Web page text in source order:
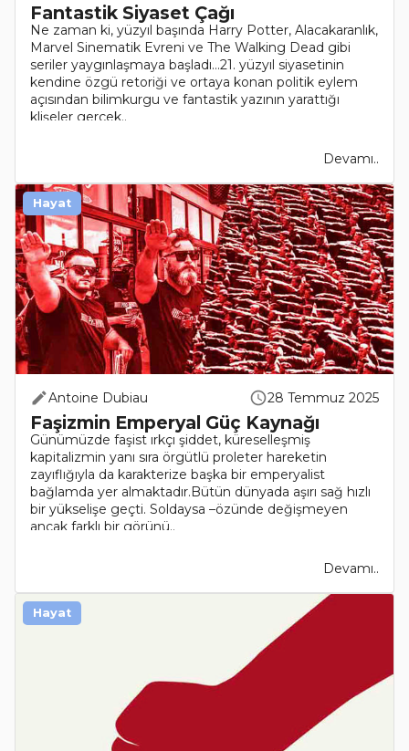
Fantastik Siyaset Çağı
Ne zaman ki, yüzyıl başında Harry Potter, Alacakaranlık,
Marvel Sinematik Evreni ve The Walking Dead gibi
seriler yaygınlaşmaya başladı…21. yüzyıl siyasetinin
kendine özgü retoriği ve ortaya konan politik eylem
açısından bilimkurgu ve fantastik yazının yarattığı
klişeler gerçek..
Devamı..
Antoine Dubiau 28 Temmuz 2025
Faşizmin Emperyal Güç Kaynağı
Günümüzde faşist ırkçı şiddet, küreselleşmiş
kapitalizmin yanı sıra örgütlü proleter hareketin
zayıflığıyla da karakterize başka bir emperyalist
bağlamda yer almaktadır.Bütün dünyada aşırı sağ hızlı
bir yükselişe geçti. Soldaysa –özünde değişmeyen
ancak farklı bir görünü..
Devamı..
Hayat
Hayat